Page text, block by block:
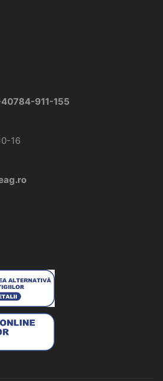
911-155
16